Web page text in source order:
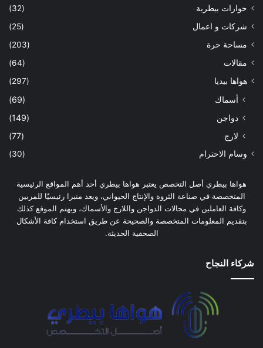
حوارات بيطرية
(32)
شركات و اعمال
(25)
مساحة حرة
(203)
مقالات
(64)
هواها بيديا
(297)
أسماك
(69)
دواجن
(149)
لارج
(77)
وسام الاحترام (30)
هواها بيطري أصل التخصص يعتبر هواها بيطري أحد أهم المواقع الرئيسية
المتخصصة في صناعة الثروة والإنتاج الحيواني، ويعد منبرا رئيسيًا للمربين
وكافة العاملين في مجالات الدواجن واللارج والأسماك، ويهتم الموقع كذلك
بتقديم المعلومات المتخصصة والصحيحة عن طريق استخدام كافة الأشكال
الصحفية الحديثة.
شركاء النجاح